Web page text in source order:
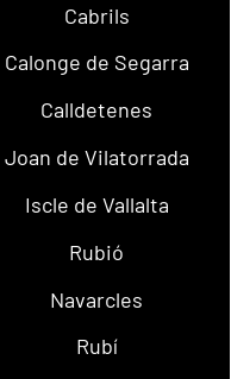
Cabrils
Calonge de Segarra
Calldetenes
Joan de Vilatorrada
Iscle de Vallalta
Rubió
Navarcles
Rubí